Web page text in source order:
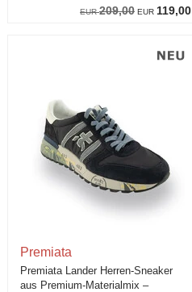
EUR209,00 EUR 119,00
Premiata
Premiata Lander Herren-Sneaker
aus Premium-Materialmix –